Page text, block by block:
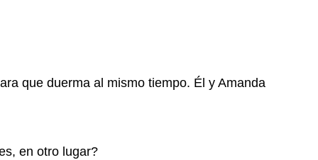
que duerma al mismo tiempo. Él y Amanda
en otro lugar?